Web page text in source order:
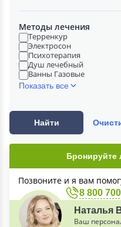
Методы лечения
Терренкур
Электросон
Психотерапия
Душ лечебный
Ванны Газовые
Показать все
Найти
Бронируйте
Позвоните и я вам
8 800
Наталья
Ваш